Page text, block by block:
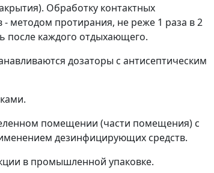
Обработку контактных
- методом протирания, не реже 1 раза в 2
после каждого отдыхающего.
дозаторы с антисептическим
помещении (части помещения) с
дезинфицирующих средств.
в промышленной упаковке.